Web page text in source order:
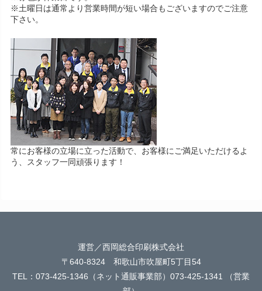
※土曜日は通常より営業時間が短い場合もございますのでご注意
下さい。
常にお客様の立場に立った活動で、お客様にご満足いただけるよ
う、スタッフ一同頑張ります！
運営／西岡総合印刷株式会社
〒640-8324 和歌山市吹屋町5丁目54
TEL：073-425-1346（ネット通販事業部）073-425-1341 （営業